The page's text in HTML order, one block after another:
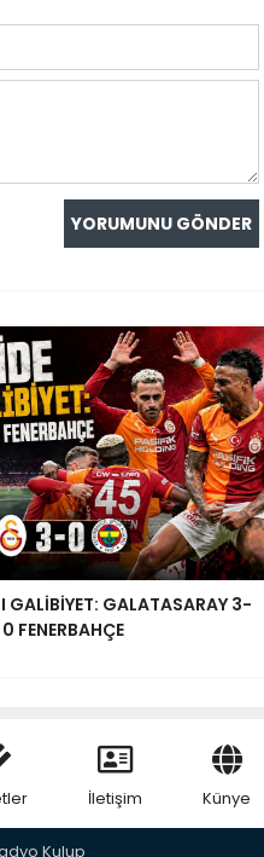
GALİBİYET: GALATASARAY 3-
0 FENERBAHÇE
İletişim Künye
Kulup